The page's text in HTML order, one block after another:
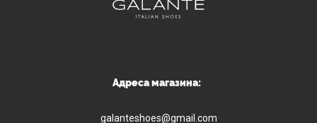
Адреса магазина:
galanteshoes@gmail.com